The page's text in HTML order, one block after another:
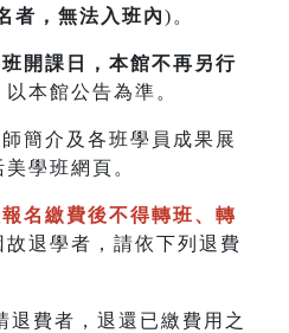
者，無法入班內)。
開課日，本館不再另行
本館公告為準。
簡介及各班學員成果展
學班網頁。
名繳費後不得轉班、 轉
故退學者，請依下列退費
退費者，退還已繳費用之